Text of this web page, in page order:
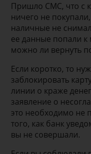
Пришло СМС, что с
ничего не
наличные не
ее данные попали
можно ли вернуть
Если коротко, то
заблокировать
линии о краже
заявление о
это необходимо не
того, как банк
вы не совершали.